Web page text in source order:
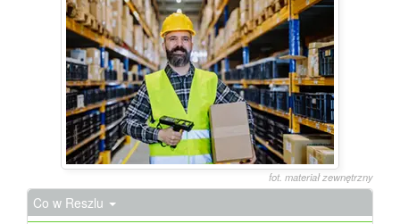
fot. materiał zewnętrzny
Co w Reszlu